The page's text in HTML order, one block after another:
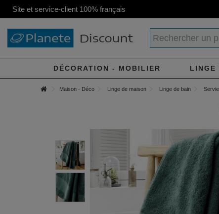
Site et service-client 100% français
DÉCORATION - MOBILIER LINGE
Maison - Déco Linge de maison Linge de bain